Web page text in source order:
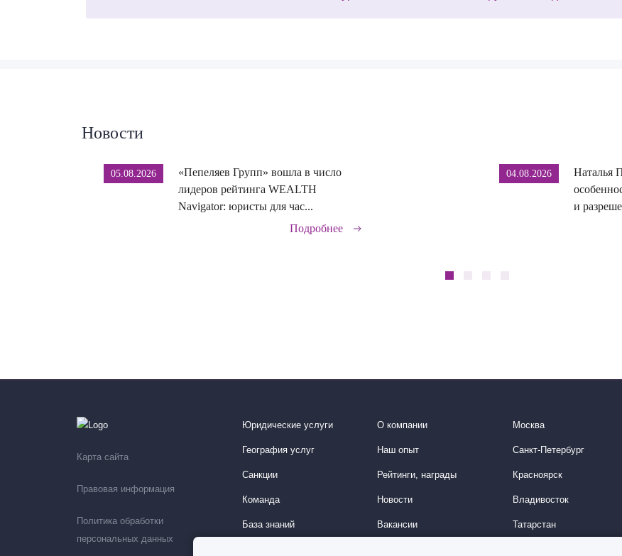
Новости
05.08.2026
«Пепеляев Групп» вошла в число
лидеров рейтинга WEALTH
Navigator: юристы для час...
Подробнее
04.08.2026
Наталья
и
Карта сайта
Правовая информация
Политика обработки
персональных данных
Юридические услуги
География услуг
Санкции
Команда
База знаний
О компании
Наш опыт
Рейтинги, награды
Новости
Вакансии
Москва
Санкт-Петербург
Красноярск
Владивосток
Татарстан